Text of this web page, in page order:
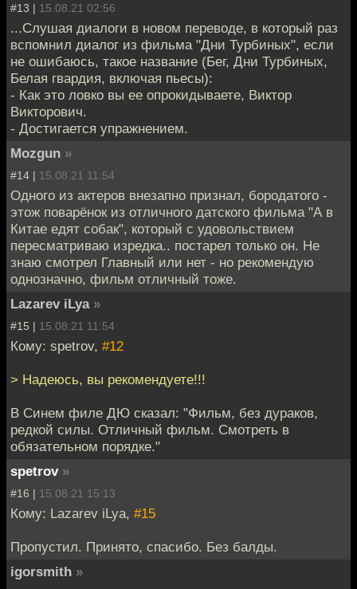
#13 | 15.08.21 02:56
...Слушая диалоги в новом переводе, в который раз
вспомнил диалог из фильма "Дни Турбиных", если
не ошибаюсь, такое название (Бег, Дни Турбиных,
Белая гвардия, включая пьесы):
- Как это ловко вы ее опрокидываете, Виктор
Викторович.
- Достигается упражнением.
Mozgun »
#14 | 15.08.21 11:54
Одного из актеров внезапно признал, бородатого -
этож поварёнок из отличного датского фильма "А в
Китае едят собак", который с удовольствием
пересматриваю изредка.. постарел только он. Не
знаю смотрел Главный или нет - но рекомендую
однозначно, фильм отличный тоже.
Lazarev iLya »
#15 | 15.08.21 11:54
Кому: spetrov, #12
> Надеюсь, вы рекомендуете!!!
В Синем филе ДЮ сказал: "Фильм, без дураков,
редкой силы. Отличный фильм. Смотреть в
обязательном порядке."
spetrov »
#16 | 15.08.21 15:13
Кому: Lazarev iLya, #15
Пропустил. Принято, спасибо. Без балды.
igorsmith »